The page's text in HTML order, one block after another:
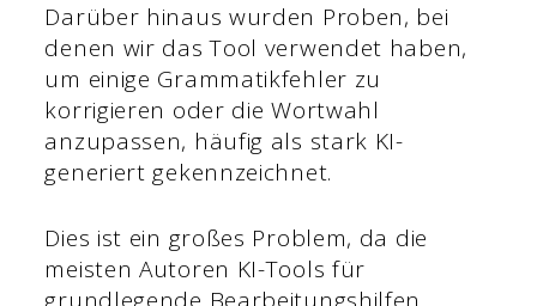
Darüber hinaus wurden Proben, bei
denen wir das Tool verwendet haben,
um einige Grammatikfehler zu
korrigieren oder die Wortwahl
anzupassen, häufig als stark KI-
generiert gekennzeichnet.
Dies ist ein großes Problem, da die
meisten Autoren KI-Tools für